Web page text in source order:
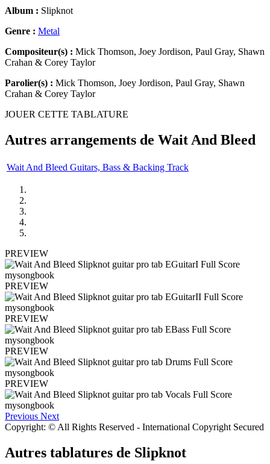
Album : Slipknot
Genre : Metal
Compositeur(s) : Mick Thomson, Joey Jordison, Paul Gray, Shawn
Crahan & Corey Taylor
Parolier(s) : Mick Thomson, Joey Jordison, Paul Gray, Shawn
Crahan & Corey Taylor
JOUER CETTE TABLATURE
Autres arrangements de Wait And Bleed
Wait And Bleed Guitars, Bass & Backing Track
PREVIEW
PREVIEW
PREVIEW
PREVIEW
PREVIEW
Previous Next
Copyright: © All Rights Reserved - International Copyright Secured
Autres tablatures de Slipknot